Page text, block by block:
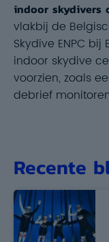
indoor skydivers
vlakbij de
Skydive ENPC
indoor skydive
voorzien, zoals
debrief
Recente